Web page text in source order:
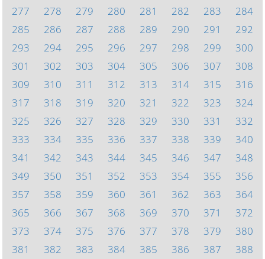
277
278 279 280 281 282 283
284
285
286 287 288 289 290 291
292
293
294 295 296 297 298 299
300
301
302 303 304 305 306 307
308
309
310 311 312 313 314 315
316
317
318 319 320 321 322 323
324
325
326 327 328 329 330 331
332
333
334 335 336 337 338 339
340
341
342 343 344 345 346 347
348
349
350 351 352 353 354 355
356
357
358 359 360 361 362 363
364
365
366 367 368 369 370 371
372
373
374 375 376 377 378 379
380
381
382 383 384 385 386 387 388